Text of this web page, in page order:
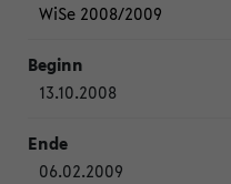
WiSe 2008/2009
13.10.2008
06.02.2009